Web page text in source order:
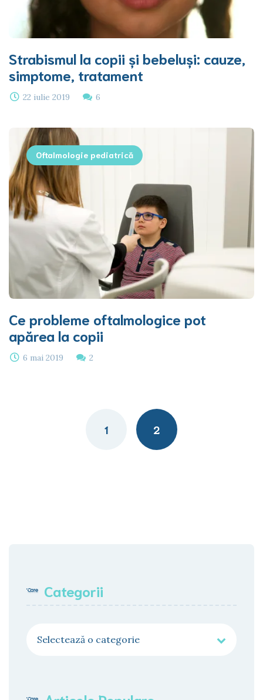
Strabismul la copii și bebeluși: cauze,
simptome, tratament
22 iulie 2019 6
Oftalmologie pediatrică
Ce probleme oftalmologice pot
apărea la copii
6 mai 2019 2
1 2
Categorii